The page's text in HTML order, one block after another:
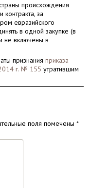
происхождения
за
евразийского
в одной закупке (в
не включены в
признания приказа
г. № 155 утратившим
поля помечены *